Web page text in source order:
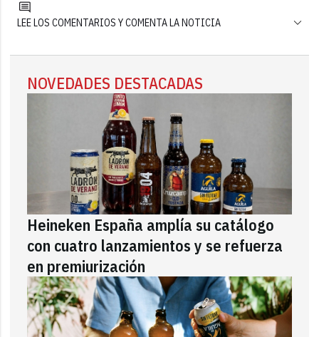
LEE LOS COMENTARIOS Y COMENTA LA NOTICIA
NOVEDADES DESTACADAS
Heineken España amplía su catálogo
con cuatro lanzamientos y se refuerza
en premiurización